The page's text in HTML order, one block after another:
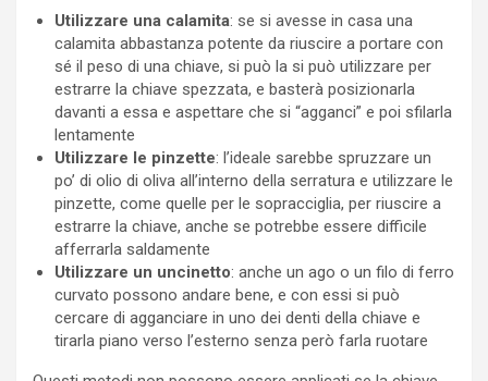
Utilizzare una calamita: se si avesse in casa una
calamita abbastanza potente da riuscire a portare con
sé il peso di una chiave, si può la si può utilizzare per
estrarre la chiave spezzata, e basterà posizionarla
davanti a essa e aspettare che si “agganci” e poi sfilarla
lentamente
Utilizzare le pinzette: l’ideale sarebbe spruzzare un
po’ di olio di oliva all’interno della serratura e utilizzare le
pinzette, come quelle per le sopracciglia, per riuscire a
estrarre la chiave, anche se potrebbe essere difficile
afferrarla saldamente
Utilizzare un uncinetto: anche un ago o un filo di ferro
curvato possono andare bene, e con essi si può
cercare di agganciare in uno dei denti della chiave e
tirarla piano verso l’esterno senza però farla ruotare